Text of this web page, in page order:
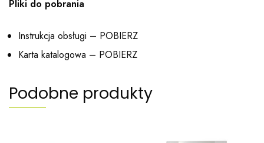
Pliki do pobrania
Instrukcja obsługi – POBIERZ
Karta katalogowa – POBIERZ
Podobne produkty